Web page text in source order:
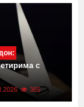
с
365